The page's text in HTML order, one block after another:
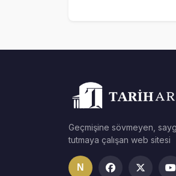
Geçmişine sövmeyen,
tutmaya çalışan web sitesi
N